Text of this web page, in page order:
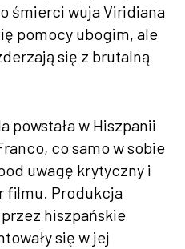
śmierci wuja Viridiana
pomocy ubogim, ale
się z brutalną
powstała w Hiszpanii
co samo w sobie
uwagę krytyczny i
filmu. Produkcja
hiszpańskie
się w jej